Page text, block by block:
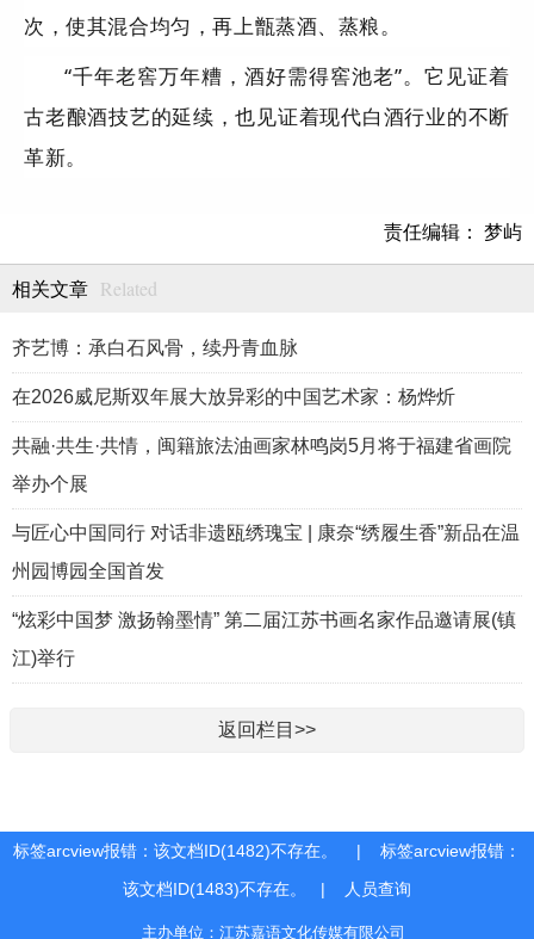
次，使其混合均匀，再上甑蒸酒、蒸粮。
“千年老窖万年糟，酒好需得窖池老”。它见证着
古老酿酒技艺的延续，也见证着现代白酒行业的不断
革新。
责任编辑： 梦屿
相关文章 Related
齐艺博：承白石风骨，续丹青血脉
在2026威尼斯双年展大放异彩的中国艺术家：杨烨炘
共融·共生·共情，闽籍旅法油画家林鸣岗5月将于福建省画院
举办个展
与匠心中国同行 对话非遗瓯绣瑰宝 | 康奈“绣履生香”新品在温
州园博园全国首发
“炫彩中国梦 激扬翰墨情” 第二届江苏书画名家作品邀请展(镇
江)举行
返回栏目>>
标签arcview报错：该文档ID(1482)不存在。 | 标签arcview报错：
该文档ID(1483)不存在。 |
人员查询
主办单位：江苏嘉语文化传媒有限公司